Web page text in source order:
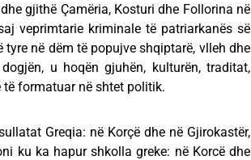
gjithë Çamëria, Kosturi dhe Follorina në
veprimtarie kriminale të patriarkanës së
në dëm të popujve shqiptarë, vlleh dhe
u hoqën gjuhën, kulturën, traditat,
formatuar në shtet politik.
Greqia: në Korçë dhe në Gjirokastër,
ku ka hapur shkolla greke: në Korcë dhe